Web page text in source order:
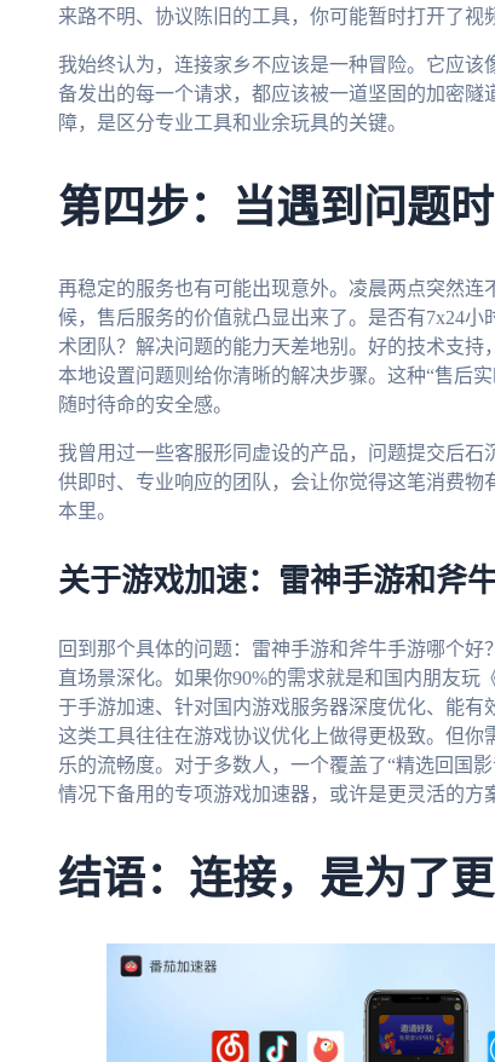
来路不明、协议陈旧的工具，你可能暂时打开了视
我始终认为，连接家乡不应该是一种冒险。它应
备发出的每一个请求，都应该被一道坚固的加密
障，是区分专业工具和业余玩具的关键。
第四步：当遇到问题
再稳定的服务也有可能出现意外。凌晨两点突然
候，售后服务的价值就凸显出来了。是否有7x24
术团队？解决问题的能力天差地别。好的技术支
本地设置问题则给你清晰的解决步骤。这种“售后
随时待命的安全感。
我曾用过一些客服形同虚设的产品，问题提交后
供即时、专业响应的团队，会让你觉得这笔消费
本里。
关于游戏加速：雷神手游和斧
回到那个具体的问题：雷神手游和斧牛手游哪个
直场景深化。如果你90%的需求就是和国内朋友
于手游加速、针对国内游戏服务器深度优化、能有
这类工具往往在游戏协议优化上做得更极致。但
乐的流畅度。对于多数人，一个覆盖了“精选回国
情况下备用的专项游戏加速器，或许是更灵活的方
结语：连接，是为了